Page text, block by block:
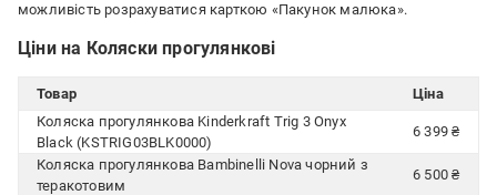
можливість розрахуватися карткою «Пакунок малюка».
Ціни на Коляски прогулянкові
Товар
Ціна
Коляска прогулянкова Kinderkraft Trig 3 Onyx
Black (KSTRIG03BLK0000)
6 399 ₴
Коляска прогулянкова Bambinelli Nova чорний з
теракотовим
6 500 ₴